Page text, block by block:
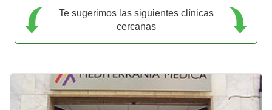
Te sugerimos las siguientes clínicas
cercanas